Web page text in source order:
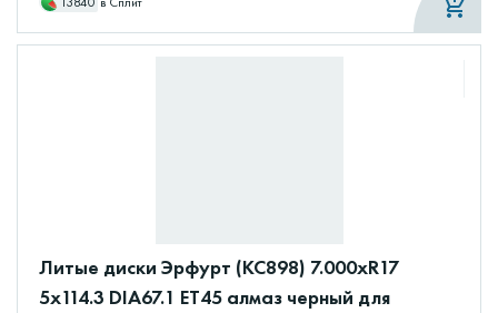
Литые диски Эрфурт (КС898) 7.000xR17
5x114.3 DIA67.1 ET45 алмаз черный для